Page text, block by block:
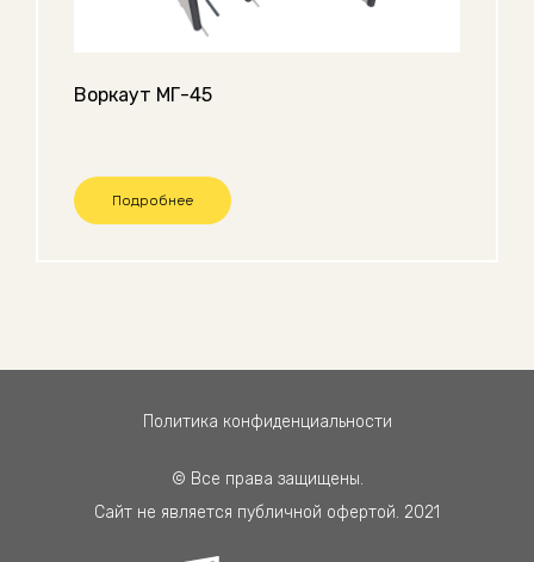
Воркаут МГ-45
Подробнее
© Все права защищены.
Сайт не является публичной офертой. 2021
Политика конфиденциальности